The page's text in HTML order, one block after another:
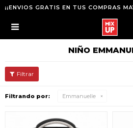
¡¡ENVIOS GRATIS EN TUS COMPRAS

NIÑO
Filtrando por: Emmanuelle